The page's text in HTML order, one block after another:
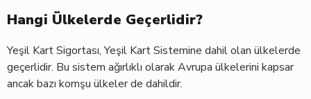
Hangi Ülkelerde Geçerlidir?
Yeşil Kart Sigortası, Yeşil Kart Sistemine dahil olan ülkelerde
geçerlidir. Bu sistem ağırlıklı olarak Avrupa ülkelerini kapsar
ancak bazı komşu ülkeler de dahildir.